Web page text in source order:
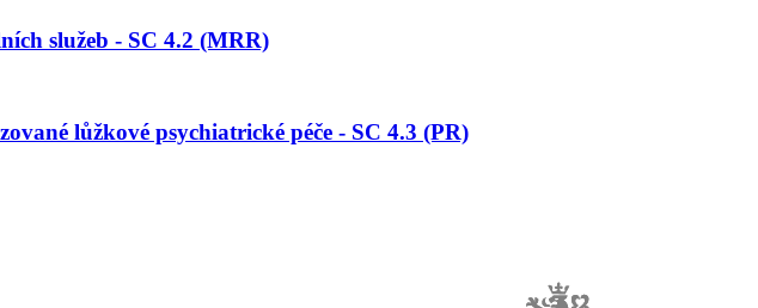
služeb - SC 4.2 (MRR)
lůžkové psychiatrické péče - SC 4.3 (PR)